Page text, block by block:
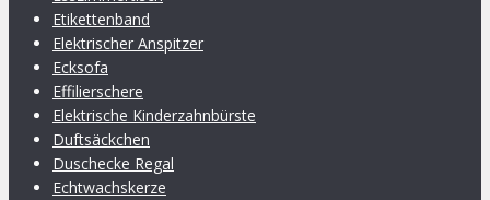
Etikettenband
Elektrischer Anspitzer
Ecksofa
Effilierschere
Elektrische Kinderzahnbürste
Duftsäckchen
Duschecke Regal
Echtwachskerze